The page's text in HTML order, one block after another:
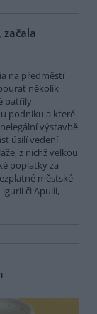
na předměstí
několik
patřily
podniku a které
výstavbě
úsilí vedení
z nichž velkou
poplatky za
městské
či Apulii,